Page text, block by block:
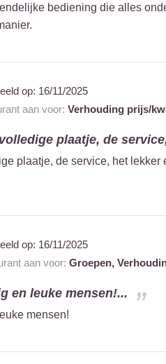
bediening die alles
op: 16/11/2025
aan voor: Verhouding prijs/
plaatje, de
plaatje, de service, het lekker
op: 16/11/2025
aan voor: Groepen,
en leuke mensen!...
mensen!